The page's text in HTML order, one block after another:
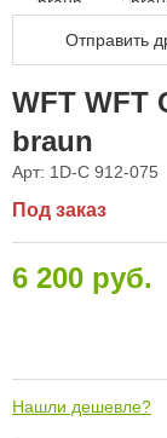
Отправить
WFT WFT
braun
Арт: 1D-C 912-075
Под заказ
6 200 руб.
Нашли дешевле?